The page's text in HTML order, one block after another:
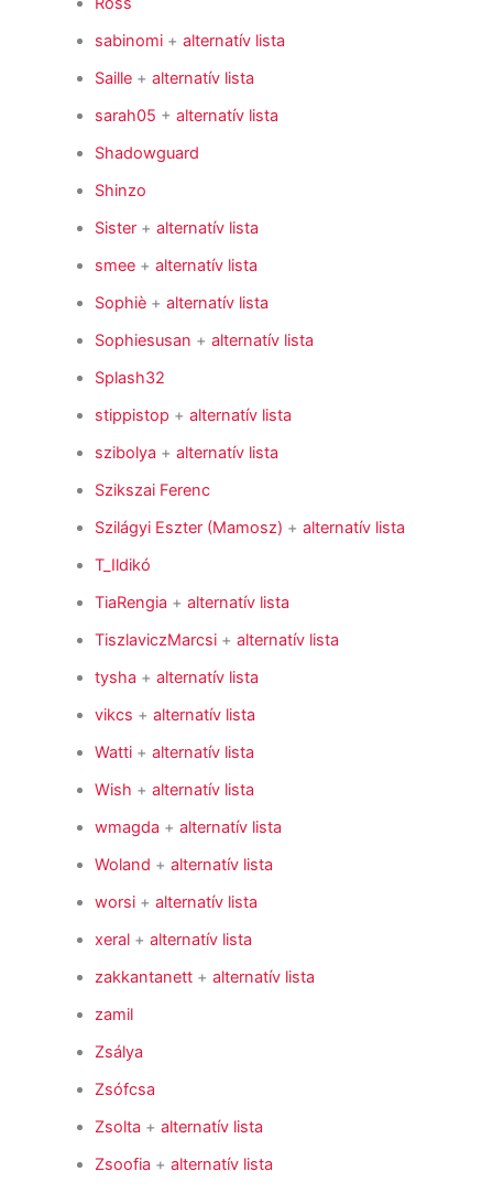
sabinomi +alternatív lista
Saille +alternatív lista
sarah05 +alternatív lista
Shadowguard
Shinzo
Sister +alternatív lista
smee +alternatív lista
Sophiè +alternatív lista
Sophiesusan +alternatív lista
Splash32
stippistop +alternatív lista
szibolya +alternatív lista
Szikszai Ferenc
Szilágyi Eszter (Mamosz) +alternatív lista
T_Ildikó
TiaRengia +alternatív lista
TiszlaviczMarcsi +alternatív lista
tysha +alternatív lista
vikcs +alternatív lista
Watti +alternatív lista
Wish +alternatív lista
wmagda +alternatív lista
Woland +alternatív lista
worsi +alternatív lista
xeral +alternatív lista
zakkantanett +alternatív lista
zamil
Zsálya
Zsófcsa
Zsolta +alternatív lista
Zsoofia +alternatív lista